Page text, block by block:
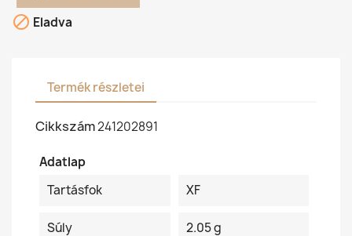
 Eladva
Termék részletei
Cikkszám241202891
Adatlap
Tartásfok
XF
Súly 2.05 g